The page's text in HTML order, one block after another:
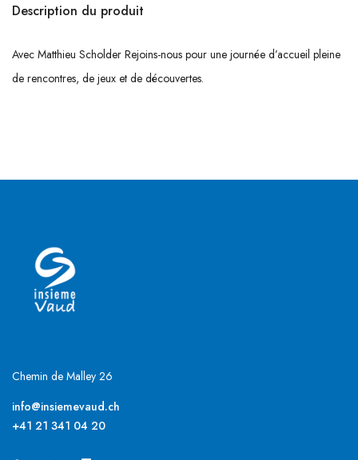
Description du produit
Avec Matthieu Scholder Rejoins-nous pour une journée d’accueil pleine
de rencontres, de jeux et de découvertes.
Chemin de Malley 26
info@insiemevaud.ch
+41 21 341 04 20